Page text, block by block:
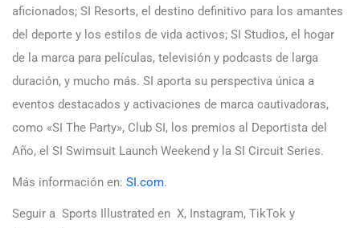
aficionados; SI Resorts, el destino definitivo para los amantes
del deporte y los estilos de vida activos; SI Studios, el hogar
de la marca para películas, televisión y podcasts de larga
duración, y mucho más. SI aporta su perspectiva única a
eventos destacados y activaciones de marca cautivadoras,
como «SI The Party», Club SI, los premios al Deportista del
Año, el SI Swimsuit Launch Weekend y la SI Circuit Series.
Más información en: SI.com.
Seguir a Sports Illustrated en X, Instagram, TikTok y